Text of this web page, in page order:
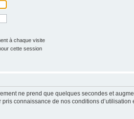
à chaque visite
cette session
ne prend que quelques secondes et
connaissance de nos conditions